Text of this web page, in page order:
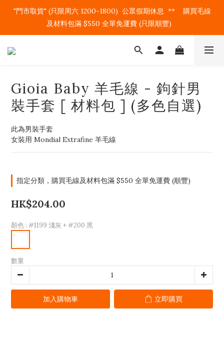
"門市取貨" (只限周六 1200-1800)  公眾假期休息  **    購買毛線
及材料包滿 $550 全單免運費 (只限順豐)
Gioia Baby 羊毛線 - 鉤針男
裝手套 [ 材料包 ] (多色自選)
此為男裝手套
女裝用 Mondial Extrafine 羊毛線
指定分類，購買毛線及材料包滿 $550 全單免運費 (順豐)
HK$204.00
顏色 : #1199 淺灰 + #200 黑
數量
加入購物車 立即購買